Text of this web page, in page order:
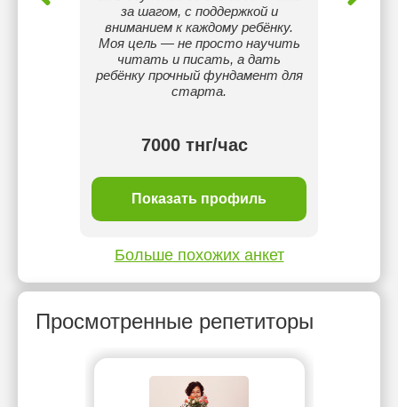
за шагом, с поддержкой и
вниманием к каждому ребёнку.
Моя цель — не просто научить
читать и писать, а дать
ребёнку прочный фундамент для
старта.
7000 тнг/час
Показать профиль
Больше похожих анкет
Просмотренные репетиторы